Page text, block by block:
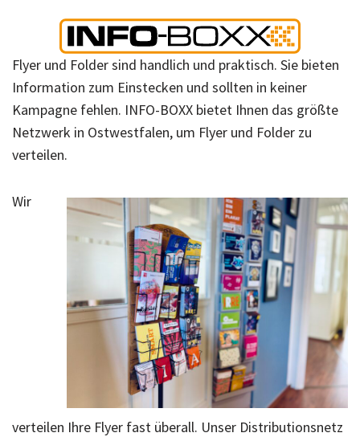
Flyer und Folder sind handlich und praktisch. Sie bieten
Information zum Einstecken und sollten in keiner
Kampagne fehlen. INFO-BOXX bietet Ihnen das größte
Netzwerk in Ostwestfalen, um Flyer und Folder zu
verteilen.
Wir
verteilen Ihre Flyer fast überall. Unser Distributionsnetz